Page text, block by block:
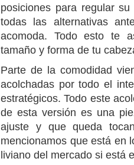
posiciones para regular
todas las alternativas
acomoda. Todo esto te
tamaño y forma de tu
Parte de la comodidad
acolchadas por todo el
estratégicos. Todo este
de esta versión es una
ajuste y que queda
mencionamos que está en
liviano del mercado si está